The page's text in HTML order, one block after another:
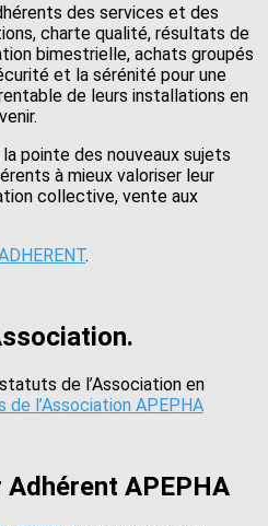
des services et des
charte qualité, résultats de
bimestrielle, achats groupés
et la sérénité pour une
de leurs installations en
pointe des nouveaux sujets
à mieux valoriser leur
collective, vente aux
.
de l’Association en
l’Association APEPHA
APEPHA